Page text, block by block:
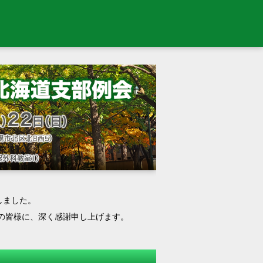
した。
様に、深く感謝申し上げます。